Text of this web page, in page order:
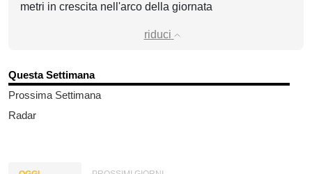
metri in crescita nell'arco della giornata
riduci
Questa Settimana
Prossima Settimana
Radar